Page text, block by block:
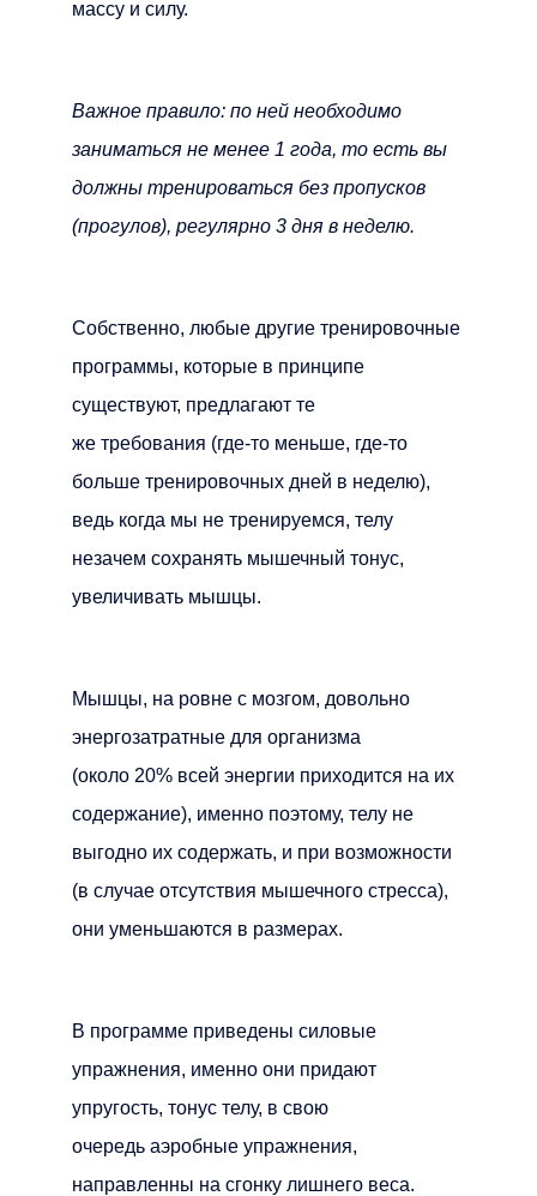
массу и силу.
Важное правило: по ней необходимо
заниматься не менее 1 года, то есть вы
должны тренироваться без пропусков
(прогулов), регулярно 3 дня в неделю.
Собственно, любые другие тренировочные
программы, которые в принципе
существуют, предлагают те
же требования (где-то меньше, где-то
больше тренировочных дней в неделю),
ведь когда мы не тренируемся, телу
незачем сохранять мышечный тонус,
увеличивать мышцы.
Мышцы, на ровне с мозгом, довольно
энергозатратные для организма
(около 20% всей энергии приходится на их
содержание), именно поэтому, телу не
выгодно их содержать, и при возможности
(в случае отсутствия мышечного стресса),
они уменьшаются в размерах.
В программе приведены силовые
упражнения, именно они придают
упругость, тонус телу, в свою
очередь аэробные упражнения,
направленны на сгонку лишнего веса.